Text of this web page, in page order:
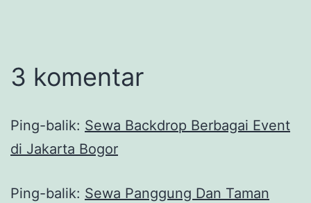
3 komentar
Ping-balik: Sewa Backdrop Berbagai Event
di Jakarta Bogor
Ping-balik: Sewa Panggung Dan Taman